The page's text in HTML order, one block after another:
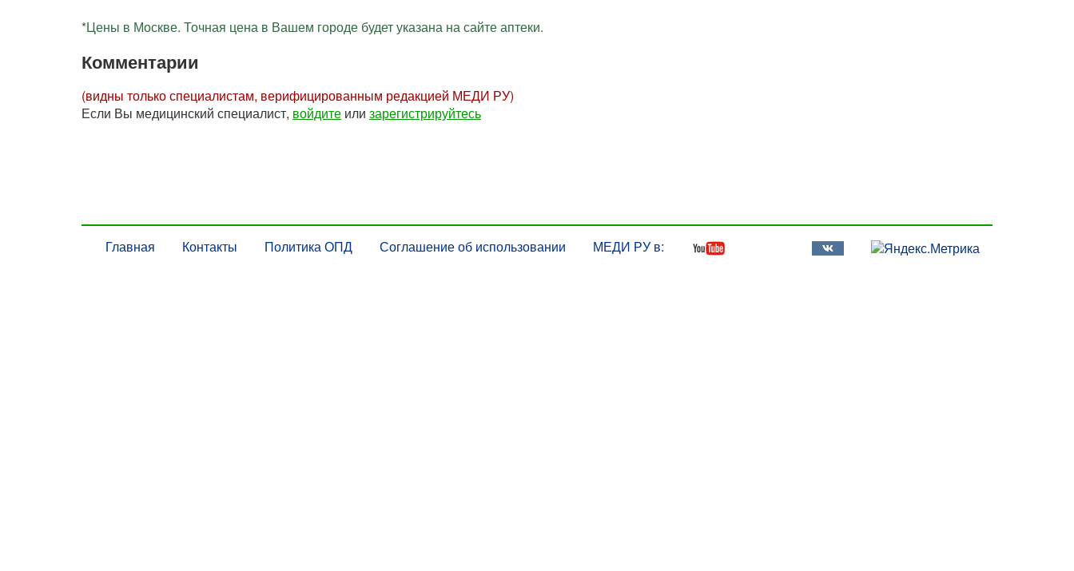
*Цены в Москве. Точная цена в Вашем городе будет указана на сайте аптеки.
Комментарии
(видны только специалистам, верифицированным редакцией МЕДИ РУ)
Если Вы медицинский специалист, войдите или зарегистрируйтесь
Главная Контакты Политика ОПД Соглашение об использовании МЕДИ РУ в: